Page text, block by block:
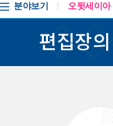
분야보기 오뒷세이아
편집장의